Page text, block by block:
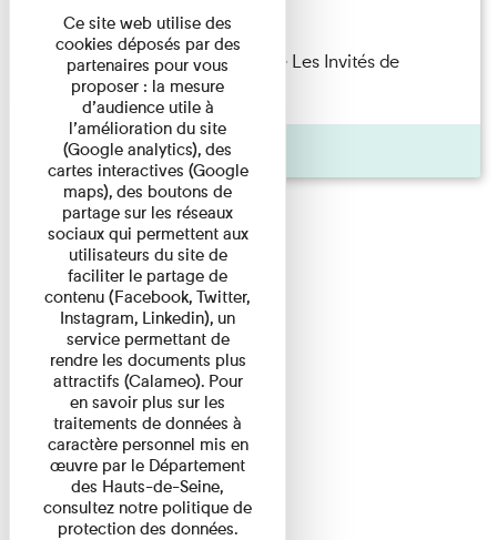
Lecture
Marie Cosnay — Toi et ton frère Les Invités de
l'Imprimerie n°10 À ...
Pages
Ce site web utilise des
cookies déposés par des
partenaires pour vous
proposer : la mesure
d’audience utile à
l’amélioration du site
(Google analytics), des
cartes interactives (Google
maps), des boutons de
partage sur les réseaux
sociaux qui permettent aux
utilisateurs du site de
faciliter le partage de
contenu (Facebook, Twitter,
Instagram, Linkedin), un
service permettant de
rendre les documents plus
attractifs (Calameo). Pour
en savoir plus sur les
traitements de données à
caractère personnel mis en
œuvre par le Département
des Hauts-de-Seine,
consultez notre politique de
protection des données.